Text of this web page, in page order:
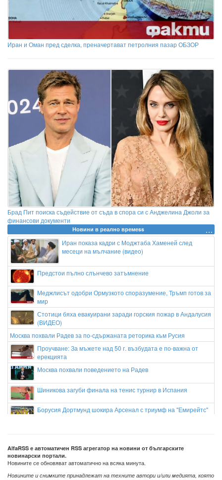
Иран и Оман пред сделка, преначертават петролния пазар ОБЗОР
Брад Пит поиска съдействие от съда в спора си с Анджелина Джоли за
финансови документи
Новини в реално времеss
Иран показа кадри с Моджтаба Хаменей след
месеци на мълчание (видео)
Предстои пълно слънчево затъмнение
Меджлисът одобри Ормузкото споразумение, Тръмп готов за
мир
Стотици бяха евакуирани заради горския пожар в Андалусия
(ВИДЕО)
Москва похвали Радев за по-сдържаната реторика към Русия
Проучване: За мъжете над 50 г. възбудата е по-важна от
ерекцията
Москва похвали поведението на Радев
Шиникова загуби финала на тенис турнир в Испания
Борусия Дортмунд шокира Арсенал с триумф на "Емирейтс"
AlfaRSS е автоматичен RSS агрегатор на новини от българските
новинарски портали.
Новините се обновяват автоматично на всяка минута.
Новините и снимките принадлежат на техните автори и/или медията, която